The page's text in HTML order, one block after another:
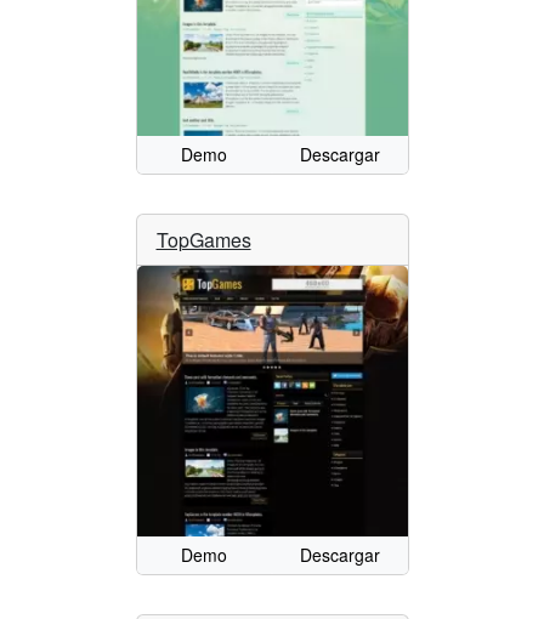
Demo Descargar
TopGames
Demo Descargar